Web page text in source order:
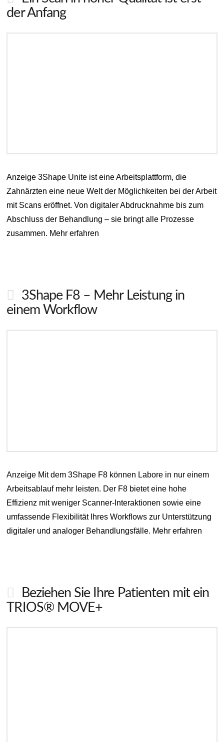
der Anfang
Anzeige 3Shape Unite ist eine Arbeitsplattform, die
Zahnärzten eine neue Welt der Möglichkeiten bei der Arbeit
mit Scans eröffnet. Von digitaler Abdrucknahme bis zum
Abschluss der Behandlung – sie bringt alle Prozesse
zusammen. Mehr erfahren
3Shape F8 – Mehr Leistung in
einem Workflow
Anzeige Mit dem 3Shape F8 können Labore in nur einem
Arbeitsablauf mehr leisten. Der F8 bietet eine hohe
Effizienz mit weniger Scanner-Interaktionen sowie eine
umfassende Flexibilität Ihres Workflows zur Unterstützung
digitaler und analoger Behandlungsfälle. Mehr erfahren
Beziehen Sie Ihre Patienten mit ein
TRIOS® MOVE+